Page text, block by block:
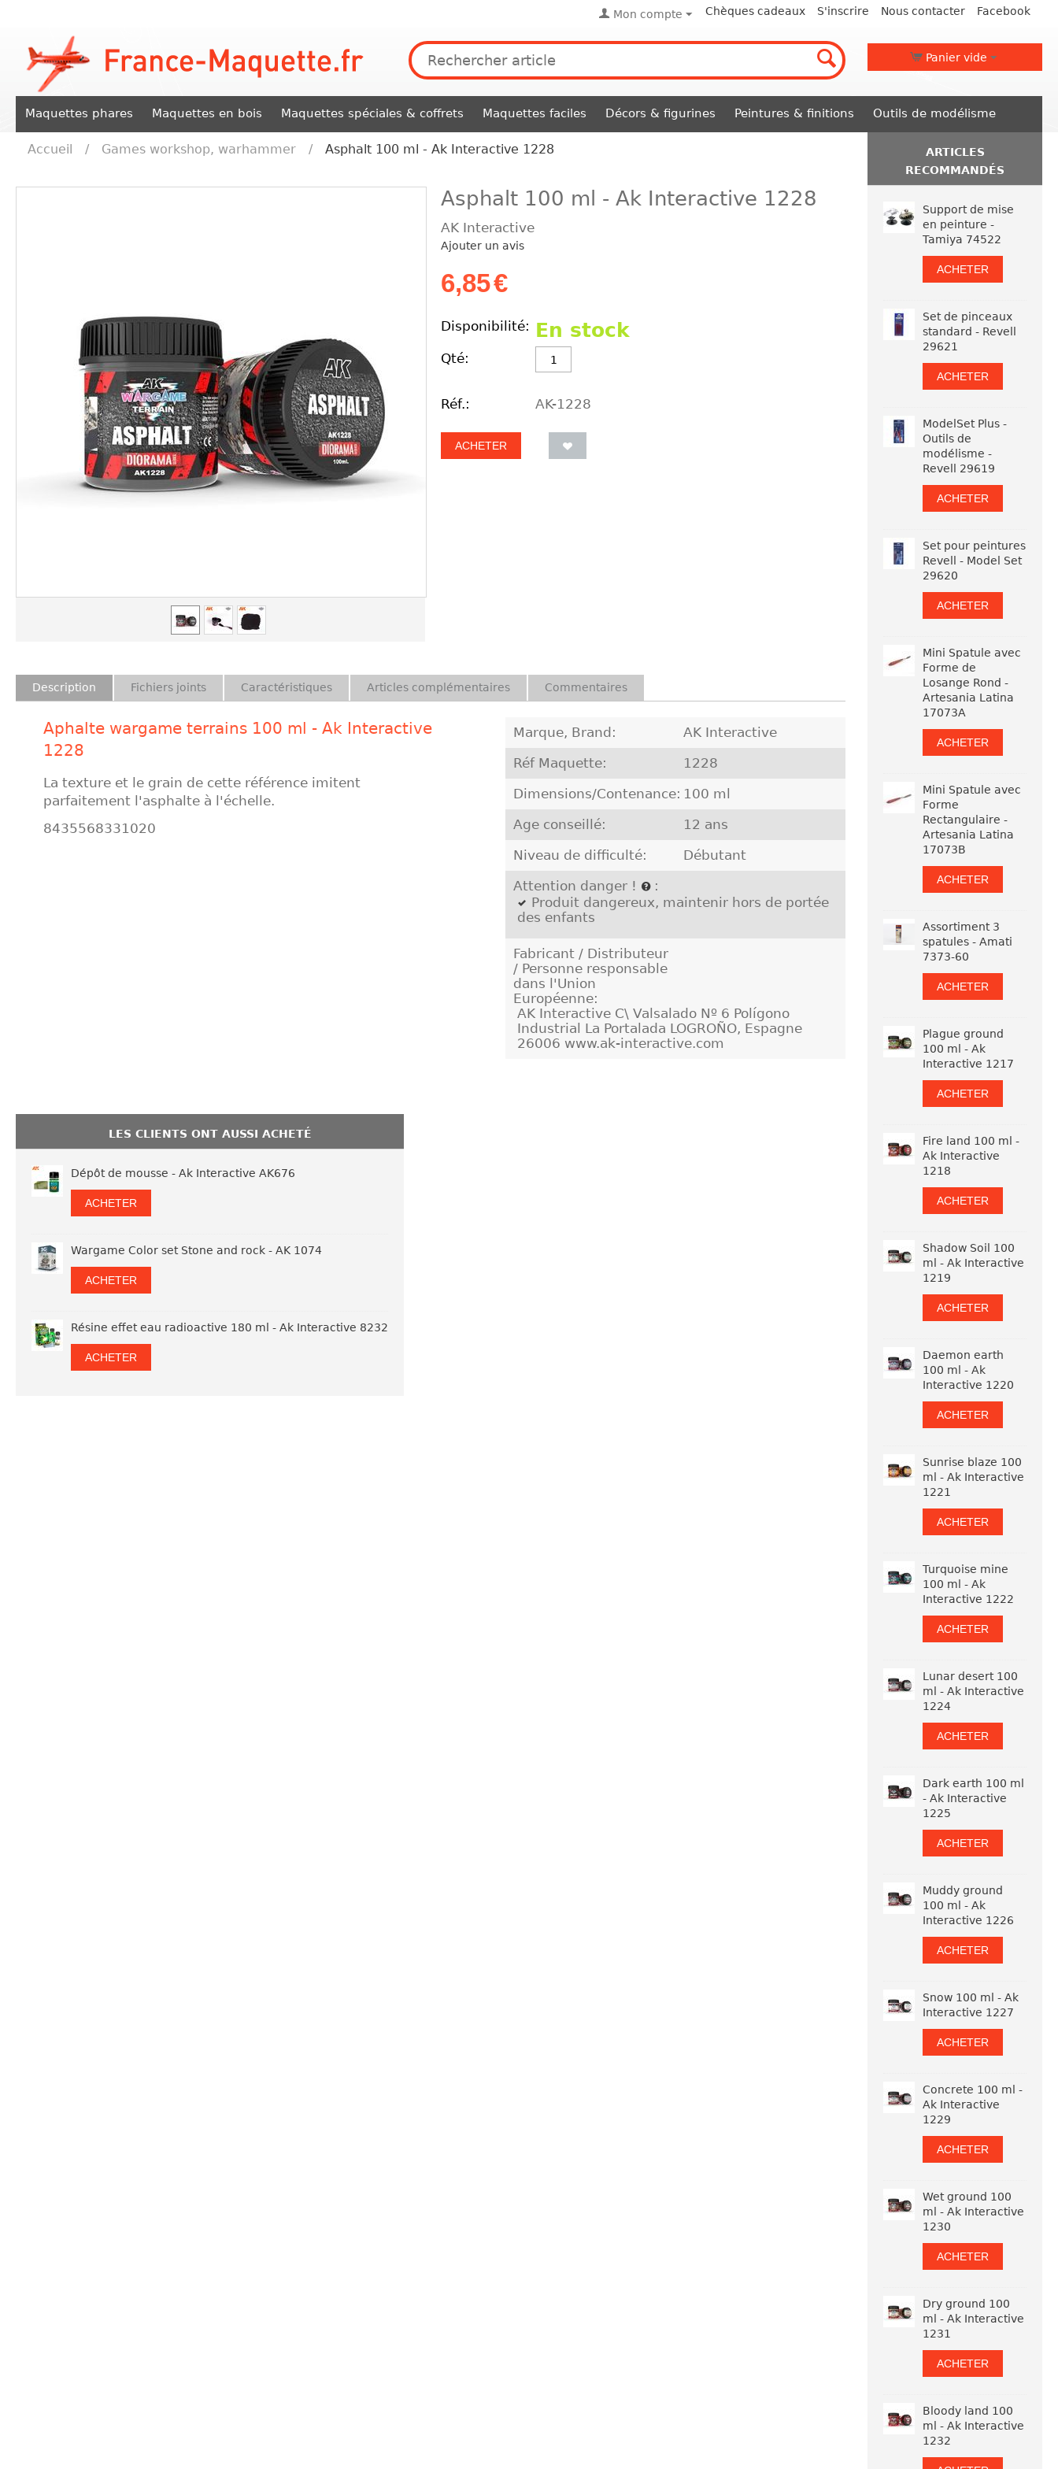
Chèques cadeaux S'inscrire Nous contacter Facebook
Mon compte
Panier vide
Maquettes phares Maquettes en bois Maquettes spéciales & coffrets Maquettes faciles Décors & figurines Peintures & finitions Outils de modélisme
Accueil / Games workshop, warhammer / Asphalt 100 ml - Ak Interactive 1228
Asphalt 100 ml - Ak Interactive 1228
AK Interactive
Ajouter un avis
6,85€
Disponibilité: En stock
Qté:
Réf.: AK-1228
ACHETER
Description Fichiers joints Caractéristiques Articles complémentaires Commentaires
Aphalte wargame terrains 100 ml - Ak Interactive
1228
La texture et le grain de cette référence imitent
parfaitement l'asphalte à l'échelle.
8435568331020
Marque, Brand: AK Interactive
Réf Maquette: 1228
Dimensions/Contenance: 100 ml
Age conseillé: 12 ans
Niveau de difficulté: Débutant
Attention danger !
:
Produit dangereux, maintenir hors de portée
des enfants
Fabricant / Distributeur
/ Personne responsable
dans l'Union
Européenne:
AK Interactive C\ Valsalado Nº 6 Polígono
Industrial La Portalada LOGROÑO, Espagne
26006 www.ak-interactive.com
LES CLIENTS ONT AUSSI ACHETÉ
Dépôt de mousse - Ak Interactive AK676
ACHETER
Wargame Color set Stone and rock - AK 1074
ACHETER
Résine effet eau radioactive 180 ml - Ak Interactive 8232
ACHETER
ARTICLES
RECOMMANDÉS
Support de mise
en peinture -
Tamiya 74522
ACHETER
Set de pinceaux
standard - Revell
29621
ACHETER
ModelSet Plus -
Outils de
modélisme -
Revell 29619
ACHETER
Set pour peintures
Revell - Model Set
29620
ACHETER
Mini Spatule avec
Forme de
Losange Rond -
Artesania Latina
17073A
ACHETER
Mini Spatule avec
Forme
Rectangulaire -
Artesania Latina
17073B
ACHETER
Assortiment 3
spatules - Amati
7373-60
ACHETER
Plague ground
100 ml - Ak
Interactive 1217
ACHETER
Fire land 100 ml -
Ak Interactive
1218
ACHETER
Shadow Soil 100
ml - Ak Interactive
1219
ACHETER
Daemon earth
100 ml - Ak
Interactive 1220
ACHETER
Sunrise blaze 100
ml - Ak Interactive
1221
ACHETER
Turquoise mine
100 ml - Ak
Interactive 1222
ACHETER
Lunar desert 100
ml - Ak Interactive
1224
ACHETER
Dark earth 100 ml
- Ak Interactive
1225
ACHETER
Muddy ground
100 ml - Ak
Interactive 1226
ACHETER
Snow 100 ml - Ak
Interactive 1227
ACHETER
Concrete 100 ml -
Ak Interactive
1229
ACHETER
Wet ground 100
ml - Ak Interactive
1230
ACHETER
Dry ground 100
ml - Ak Interactive
1231
ACHETER
Bloody land 100
ml - Ak Interactive
1232